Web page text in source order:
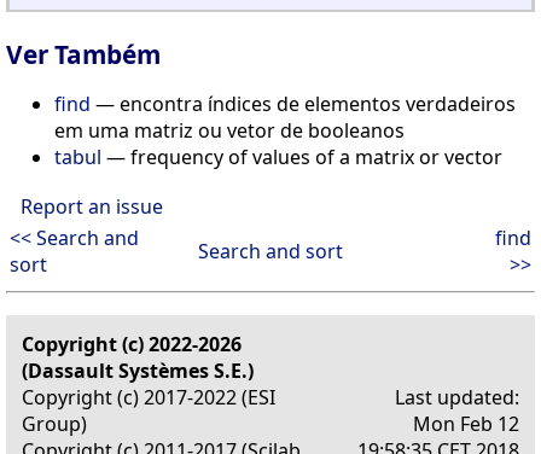
Ver Também
find — encontra índices de elementos verdadeiros
em uma matriz ou vetor de booleanos
tabul — frequency of values of a matrix or vector
Report an issue
<< Search and
sort
Search and sort
find
>>
Copyright (c) 2022-2026
(Dassault Systèmes S.E.)
Copyright (c) 2017-2022 (ESI
Group)
Last updated:
Mon Feb 12